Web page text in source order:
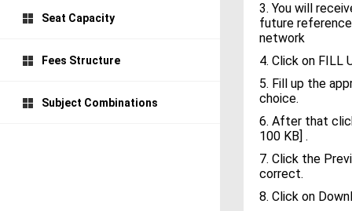
Seat Capacity
Fees Structure
Subject Combinations
3. You will
future
network
4. Click on FILL
5. Fill up the
choice.
6. After that
100 KB] .
7. Click the
correct.
8. Click on